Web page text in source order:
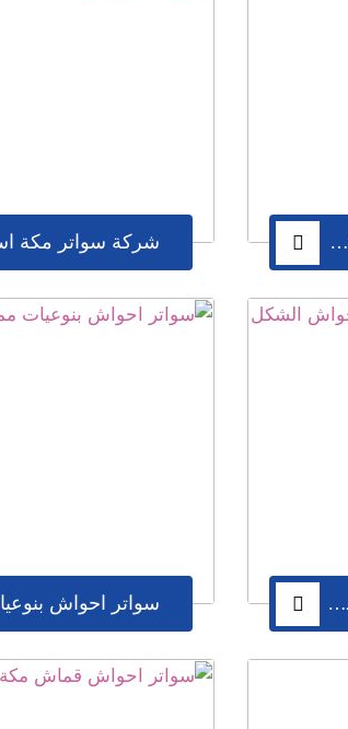
سعر متر السواتر في مكة أسعار مميزة تبدأ من 80 ريال للمتر
سواتر للحوش تركيب سواتر اسوار احواش الشكل الجديد